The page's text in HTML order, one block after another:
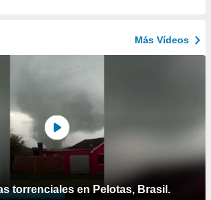
Más Vídeos
torrenciales en Pelotas, Brasil.